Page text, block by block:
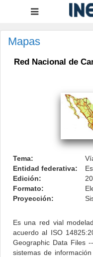
Menú
navegación
Mapas
Red Nacional de
Tema:
Entidad federativa:
Edición:
Formato:
Proyección:
Es una red vial
acuerdo al ISO
Geographic Data Files
sistemas de